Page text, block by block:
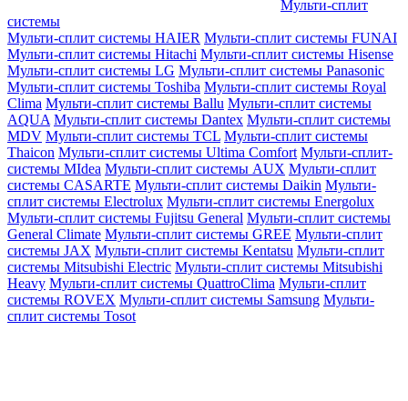
Мульти-сплит
системы
Мульти-сплит системы HAIER Мульти-сплит системы FUNAI
Мульти-сплит системы Hitachi Мульти-сплит системы Hisense
Мульти-сплит системы LG Мульти-сплит системы Panasonic
Мульти-сплит системы Toshiba Мульти-сплит системы Royal
Clima Мульти-сплит системы Ballu Мульти-сплит системы
AQUA Мульти-сплит системы Dantex Мульти-сплит системы
MDV Мульти-сплит системы TCL Мульти-сплит системы
Thaicon Мульти-сплит системы Ultima Comfort Мульти-сплит-
системы MIdea Мульти-сплит системы AUX Мульти-сплит
системы CASARTE Мульти-сплит системы Daikin Мульти-
сплит системы Electrolux Мульти-сплит системы Energolux
Мульти-сплит системы Fujitsu General Мульти-сплит системы
General Climate Мульти-сплит системы GREE Мульти-сплит
системы JAX Мульти-сплит системы Kentatsu Мульти-сплит
системы Mitsubishi Electric Мульти-сплит системы Mitsubishi
Heavy Мульти-сплит системы QuattroClima Мульти-сплит
системы ROVEX Мульти-сплит системы Samsung Мульти-
сплит системы Tosot